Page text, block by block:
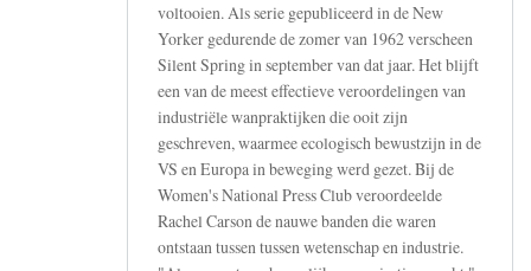
voltooien. Als serie gepubliceerd in de New
Yorker gedurende de zomer van 1962 verscheen
Silent Spring in september van dat jaar. Het blijft
een van de meest effectieve veroordelingen van
industriële wanpraktijken die ooit zijn
geschreven, waarmee ecologisch bewustzijn in de
VS en Europa in beweging werd gezet. Bij de
Women's National Press Club veroordeelde
Rachel Carson de nauwe banden die waren
ontstaan tussen tussen wetenschap en industrie.